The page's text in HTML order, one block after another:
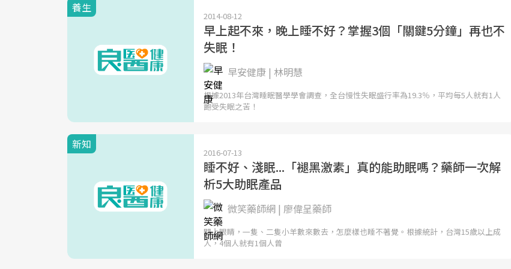
養生
2014-08-12
早上起不來，晚上睡不好？掌握3個「關鍵5分鐘」再也不
失眠！
早安健康 | 林明慧
根據2013年台灣睡眠醫學學會調查，全台慢性失眠盛行率為19.3％，平均每5人就有1人
飽受失眠之苦！
新知
2016-07-13
睡不好、淺眠...「褪黑激素」真的能助眠嗎？藥師一次解
析5大助眠產品
微笑藥師網 | 廖偉呈藥師
閉上眼睛，一隻、二隻小羊數來數去，怎麼樣也睡不著覺。根據統計，台灣15歲以上成
人，4個人就有1個人曾